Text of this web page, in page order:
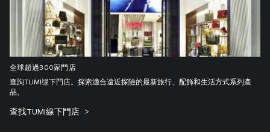
全球超過300家門店
查詢TUMI缐下門店。探索適合遠近探險的最新旅行、配飾和生活方式系列產
品。
查找TUMI線下門店